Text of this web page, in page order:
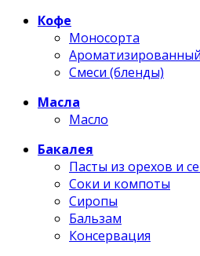
Кофе
Моносорта
Ароматизированный
Смеси (бленды)
Масла
Масло
Бакалея
Пасты из орехов и
Соки и компоты
Сиропы
Бальзам
Консервация